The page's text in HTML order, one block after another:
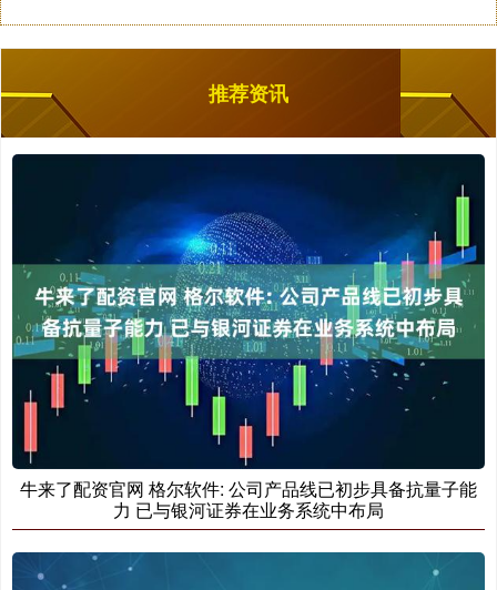
推荐资讯
牛来了配资官网 格尔软件: 公司产品线已初步具备抗量子能
力 已与银河证券在业务系统中布局